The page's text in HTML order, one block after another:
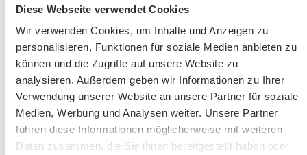
Diese Webseite verwendet Cookies
Wir verwenden Cookies, um Inhalte und Anzeigen zu
personalisieren, Funktionen für soziale Medien anbieten zu
können und die Zugriffe auf unsere Website zu
analysieren. Außerdem geben wir Informationen zu Ihrer
Verwendung unserer Website an unsere Partner für soziale
Medien, Werbung und Analysen weiter. Unsere Partner
führen diese Informationen möglicherweise mit weiteren
Daten zusammen, die Sie ihnen bereitgestellt haben oder
In den Warenkorb
Rabatt
-11%
Tipp